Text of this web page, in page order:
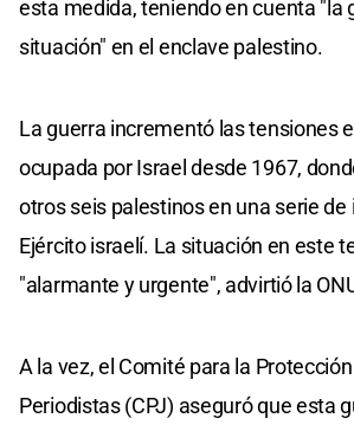
esta medida, teniendo en cuenta "la
situación" en el enclave palestino.
La guerra incrementó las tensiones
ocupada por Israel desde 1967,
otros seis palestinos en una serie de
Ejército israelí. La situación en este
"alarmante y urgente", advirtió la
A la vez, el Comité para la
Periodistas (CPJ) aseguró que esta